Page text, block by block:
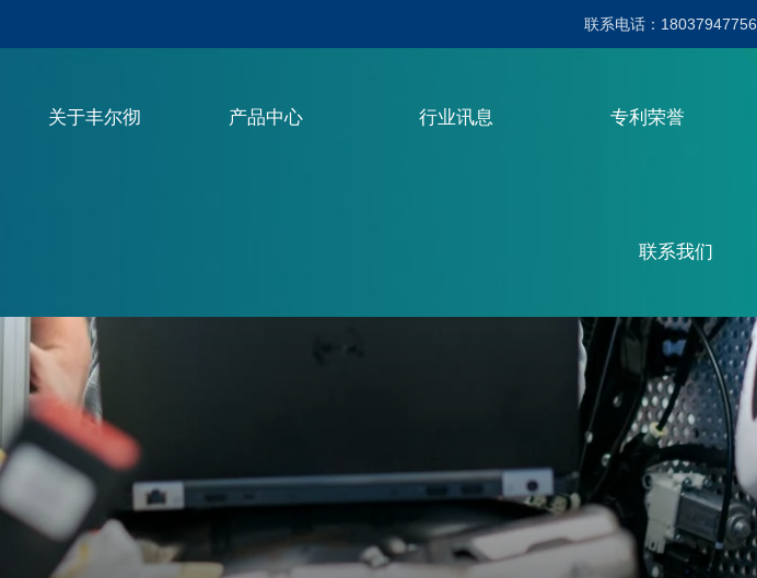
联系电话：18037947756
关于丰尔彻 产品中心 行业讯息 专利荣誉
联系我们